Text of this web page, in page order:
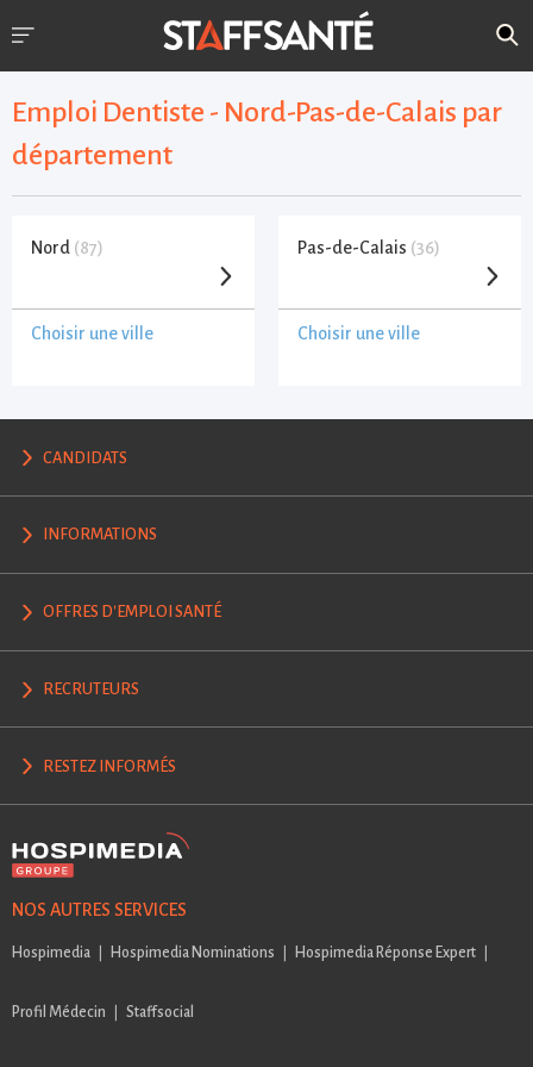
Emploi Dentiste - Nord-Pas-de-Calais par
département
Nord (87)
Choisir une ville
Pas-de-Calais (36)
Choisir une ville
CANDIDATS
INFORMATIONS
OFFRES D'EMPLOI SANTÉ
RECRUTEURS
RESTEZ INFORMÉS
NOS AUTRES SERVICES
Hospimedia Hospimedia Nominations Hospimedia Réponse Expert
Profil Médecin Staffsocial